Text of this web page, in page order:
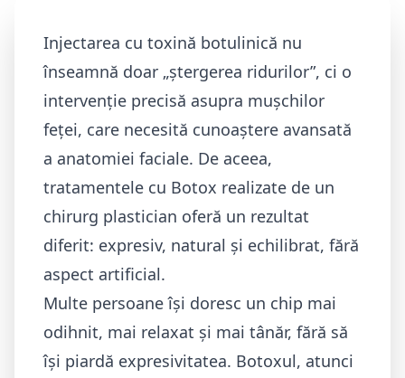
Injectarea cu toxină botulinică nu
înseamnă doar „ștergerea ridurilor”, ci o
intervenție precisă asupra mușchilor
feței, care necesită cunoaștere avansată
a anatomiei faciale. De aceea,
tratamentele cu Botox realizate de un
chirurg plastician oferă un rezultat
diferit: expresiv, natural și echilibrat, fără
aspect artificial.
Multe persoane își doresc un chip mai
odihnit, mai relaxat și mai tânăr, fără să
își piardă expresivitatea. Botoxul, atunci